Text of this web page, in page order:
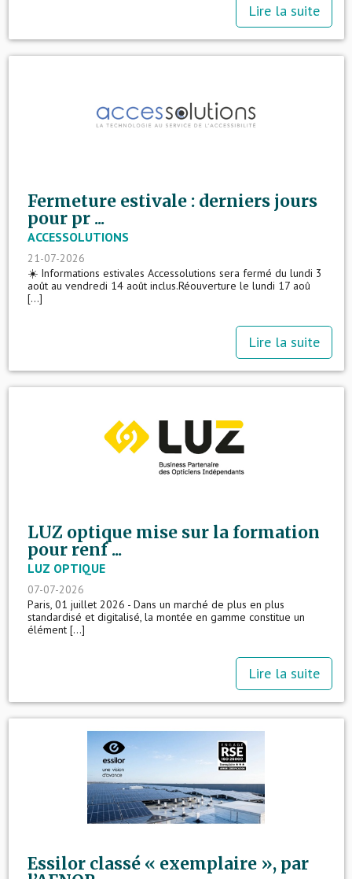
Lire la suite
Fermeture estivale : derniers jours
pour pr ...
ACCESSOLUTIONS
21-07-2026
☀️ Informations estivales Accessolutions sera fermé du lundi 3
août au vendredi 14 août inclus.Réouverture le lundi 17 aoû
[...]
Lire la suite
LUZ optique mise sur la formation
pour renf ...
LUZ OPTIQUE
07-07-2026
Paris, 01 juillet 2026 - Dans un marché de plus en plus
standardisé et digitalisé, la montée en gamme constitue un
élément [...]
Lire la suite
Essilor classé « exemplaire », par